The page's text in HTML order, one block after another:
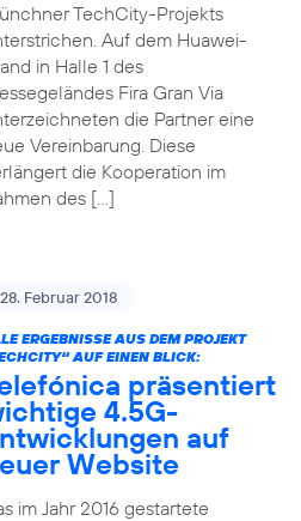
TechCity-Projekts
Auf dem Huawei-
in Halle 1 des
Fira Gran Via
die Partner eine
Vereinbarung. Diese
die Kooperation im
des […]
28. Februar 2018
ERGEBNISSE AUS DEM PROJEKT
AUF EINEN BLICK:
präsentiert
4.5G-
auf
Website
im Jahr 2016 gestartete